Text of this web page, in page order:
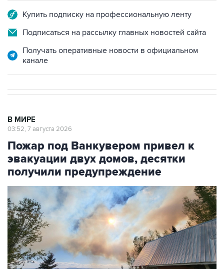
Купить подписку на профессиональную ленту
Подписаться на рассылку главных новостей сайта
Получать оперативные новости в официальном
канале
В МИРЕ
03:52, 7 августа 2026
Пожар под Ванкувером привел к
эвакуации двух домов, десятки
получили предупреждение